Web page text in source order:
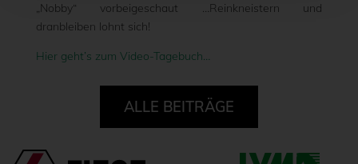
„Nobby“ vorbeigeschaut …Reinkneistern und
dranbleiben lohnt sich!
Hier geht’s zum Video-Tagebuch…
ALLE BEITRÄGE